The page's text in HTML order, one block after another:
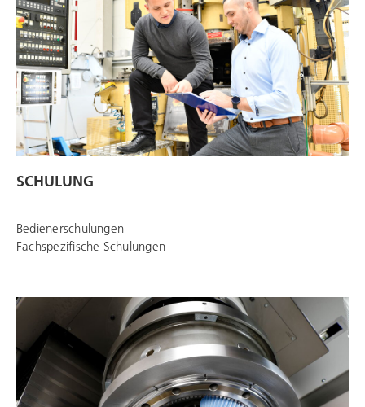
SCHULUNG
Bedienerschulungen
Fachspezifische Schulungen